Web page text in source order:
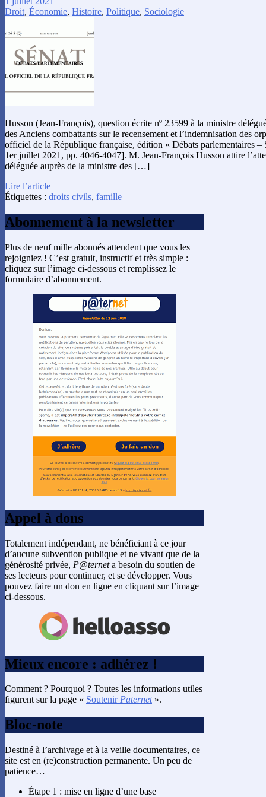
Droit, Économie, Histoire, Politique, Sociologie
Husson (Jean-François), question écrite nº 23599 à la ministre
des Anciens combattants sur le recensement et l’indemnisation des
officiel de la République française, édition « Débats parlementaires –
1er juillet 2021, pp. 4046-4047]. M. Jean-François Husson attire
déléguée auprès de la ministre des […]
Lire l’article
Étiquettes : droits civils, famille
Abonnement à la newsletter
Plus de neuf mille abonnés attendent que vous les
rejoigniez ! C’est gratuit, instructif et très simple :
cliquez sur l’image ci-dessous et remplissez le
formulaire d’abonnement.
Appel à dons
Totalement indépendant, ne bénéficiant à ce jour
d’aucune subvention publique et ne vivant que de la
générosité privée, P@terneta besoin du soutien de
ses lecteurs pour continuer, et se développer. Vous
pouvez faire un don en ligne en cliquant sur l’image
ci-dessous.
Mieux encore : adhérez !
Comment ? Pourquoi ? Toutes les informations utiles
figurent sur la page « SoutenirPaternet».
Bloc-note
Destiné à l’archivage et à la veille documentaires, ce
site est en (re)construction permanente. Un peu de
patience…
Étape 1 : mise en ligne d’une base